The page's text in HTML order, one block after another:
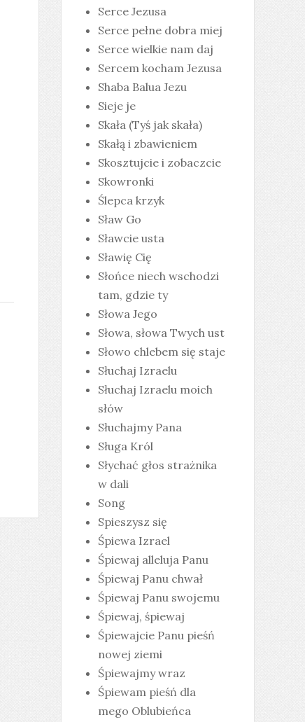
Serce Jezusa
Serce pełne dobra miej
Serce wielkie nam daj
Sercem kocham Jezusa
Shaba Balua Jezu
Sieje je
Skała (Tyś jak skała)
Skałą i zbawieniem
Skosztujcie i zobaczcie
Skowronki
Ślepca krzyk
Sław Go
Sławcie usta
Sławię Cię
Słońce niech wschodzi
tam, gdzie ty
Słowa Jego
Słowa, słowa Twych ust
Słowo chlebem się staje
Słuchaj Izraelu
Słuchaj Izraelu moich
słów
Słuchajmy Pana
Sługa Król
Słychać głos strażnika
w dali
Song
Spieszysz się
Śpiewa Izrael
Śpiewaj alleluja Panu
Śpiewaj Panu chwał
Śpiewaj Panu swojemu
Śpiewaj, śpiewaj
Śpiewajcie Panu pieśń
nowej ziemi
Śpiewajmy wraz
Śpiewam pieśń dla
mego Oblubieńca